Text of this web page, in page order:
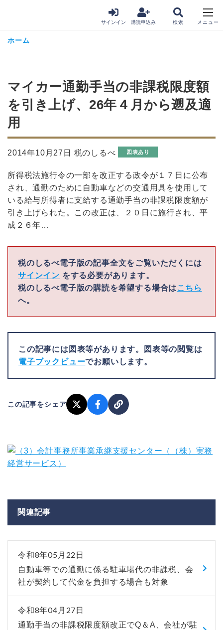
サインイン 購読申込み
ホーム
マイカー通勤手当の非課税限度額
を引き上げ、26年４月から遡及適
用
2014年10月27日 税のしるべ 図表あり
所得税法施行令の一部を改正する政令が１７日に公布
され、通勤のために自動車などの交通用具を使用して
いる給与所得者に支給する通勤手当の非課税限度額が
引き上げられた。この改正は、２０日に施行され、平
成２６年…
税のしるべ電子版の記事全文をご覧いただくには
サインイン をする必要があります。
税のしるべ電子版の購読を希望する場合は こちら
へ。
この記事には図表等があります。図表等の閲覧は
電子ブックビューでお願いします。
この記事をシェア
関連記事
令和8年05月22日
自動車等での通勤に係る駐車場代の非課税、会
社が契約して代金を負担する場合も対象
令和8年04月27日
通勤手当の非課税限度額改正でQ＆A、会社が駐